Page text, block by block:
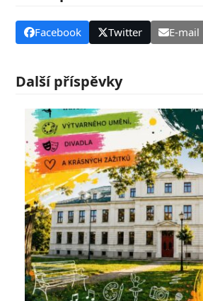
Facebook Twitter E-mail
Další příspěvky